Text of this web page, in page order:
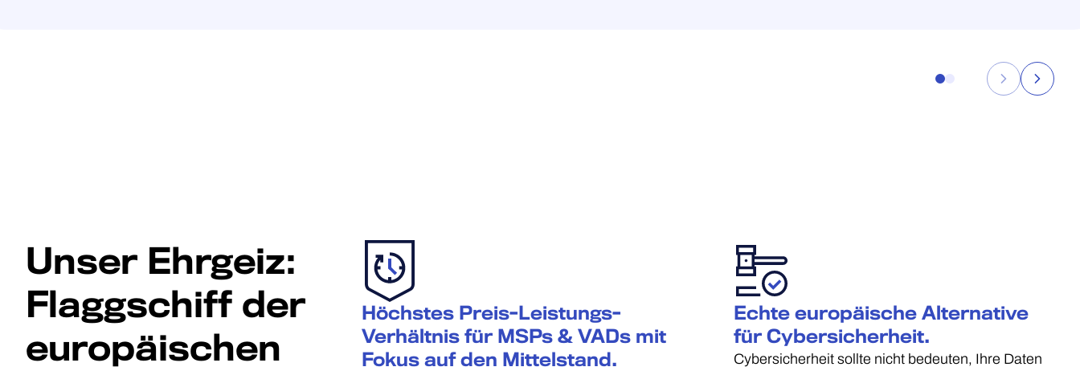
Unser Ehrgeiz:
Flaggschiff der
europäischen
Höchstes Preis-Leistungs-
Verhältnis für MSPs & VADs mit
Fokus auf den Mittelstand.
Echte europäische Alternative
für Cybersicherheit.
Cybersicherheit sollte nicht bedeuten, Ihre Daten